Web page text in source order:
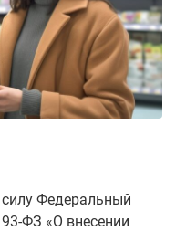
Федеральный
ФЗ «О внесении